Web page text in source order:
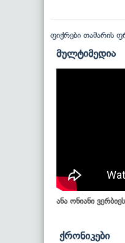
ფიქრები თამარის
მულტიმედია
ანა ონიანი
ქრონიკები